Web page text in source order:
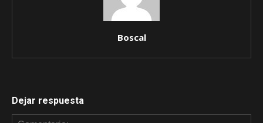
Boscal
Dejar respuesta